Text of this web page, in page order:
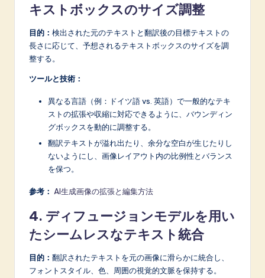
キストボックスのサイズ調整
目的： 検出された元のテキストと翻訳後の目標テキストの
長さに応じて、予想されるテキストボックスのサイズを調
整する。
ツールと技術：
異なる言語（例：ドイツ語 vs. 英語）で一般的なテキ
ストの拡張や収縮に対応できるように、バウンディン
グボックスを動的に調整する。
翻訳テキストが溢れ出たり、余分な空白が生じたりし
ないようにし、画像レイアウト内の比例性とバランス
を保つ。
参考： AI生成画像の拡張と編集方法
4. ディフュージョンモデルを用い
たシームレスなテキスト統合
目的： 翻訳されたテキストを元の画像に滑らかに統合し、
フォントスタイル、色、周囲の視覚的文脈を保持する。